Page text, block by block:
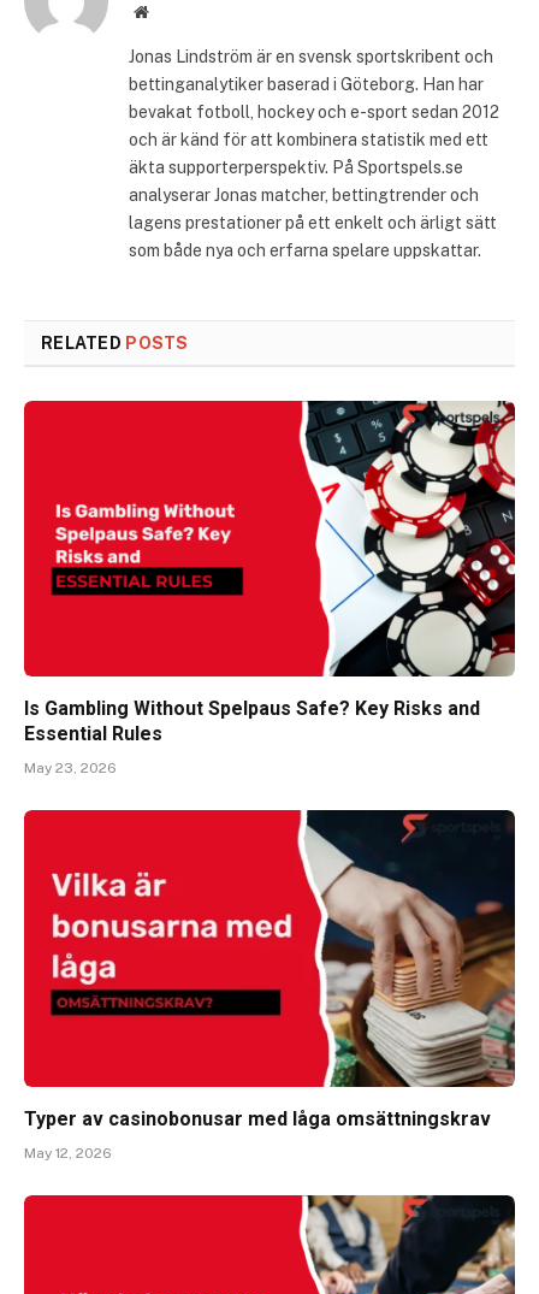
Website
Jonas Lindström är en svensk sportskribent och
bettinganalytiker baserad i Göteborg. Han har
bevakat fotboll, hockey och e-sport sedan 2012
och är känd för att kombinera statistik med ett
äkta supporterperspektiv. På Sportspels.se
analyserar Jonas matcher, bettingtrender och
lagens prestationer på ett enkelt och ärligt sätt
som både nya och erfarna spelare uppskattar.
RELATED POSTS
Is Gambling Without Spelpaus Safe? Key Risks and
Essential Rules
May 23, 2026
Typer av casinobonusar med låga omsättningskrav
May 12, 2026